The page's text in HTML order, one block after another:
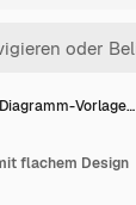
Vorlage…
flachem Design